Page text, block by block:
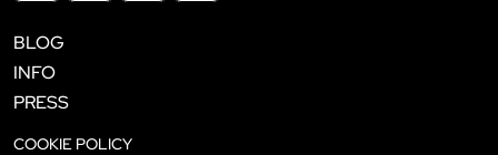
BLOG
INFO
PRESS
COOKIE POLICY